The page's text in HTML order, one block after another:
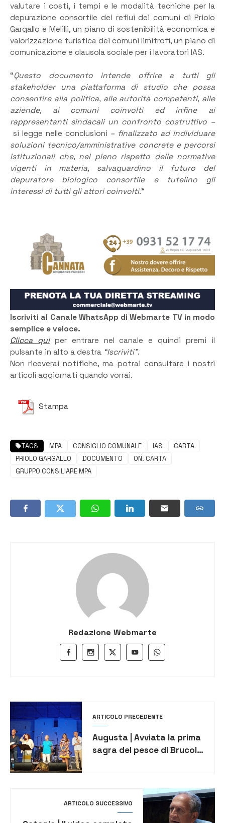
valutare i costi, i tempi e le modalità tecniche per la
depurazione consortile dei reflui dei comuni di Priolo
Gargallo e Melilli, un piano di sostenibilità economica e
valorizzazione turistica dei comuni limitrofi, un piano di
comunicazione e clausola sociale per i lavoratori IAS.
“Questo documento intende offrire a tutti gli
stakeholder una piattaforma di studio che possa
consentire alla politica, alle autorità competenti, alle
aziende, ai comuni coinvolti ed infine ai
rappresentanti sindacali un confronto costruttivo –
si legge nelle conclusioni – finalizzato ad individuare
soluzioni tecnico/amministrative concrete e percorsi
istituzionali che, nel pieno rispetto delle normative
vigenti in materia, salvaguardino il futuro del
depuratore biologico consortile e tutelino gli
interessi di tutti gli attori coinvolti.”
Iscriviti al Canale WhatsApp di Webmarte TV in modo
semplice e veloce.
Clicca quiper entrare nel canale e quindi premi il
pulsante in alto a destra “Iscriviti”.
Non riceverai notifiche, ma potrai consultare i nostri
articoli aggiornati quando vorrai.
Stampa
TAGS MPA CONSIGLIO COMUNALE IAS
CARTA
PRIOLO GARGALLO
DOCUMENTO
ON. CARTA
GRUPPO CONSILIARE MPA
Redazione Webmarte
ARTICOLO PRECEDENTE
Augusta | Avviata la prima
sagra del pesce di Brucoli
ARTICOLO SUCCESSIVO